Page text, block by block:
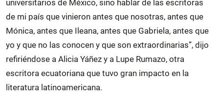
universitarios de México, sino hablar de las escritoras
de mi país que vinieron antes que nosotras, antes que
Mónica, antes que Ileana, antes que Gabriela, antes que
yo y que no las conocen y que son extraordinarias”, dijo
refiriéndose a Alicia Yáñez y a Lupe Rumazo, otra
escritora ecuatoriana que tuvo gran impacto en la
literatura latinoamericana.